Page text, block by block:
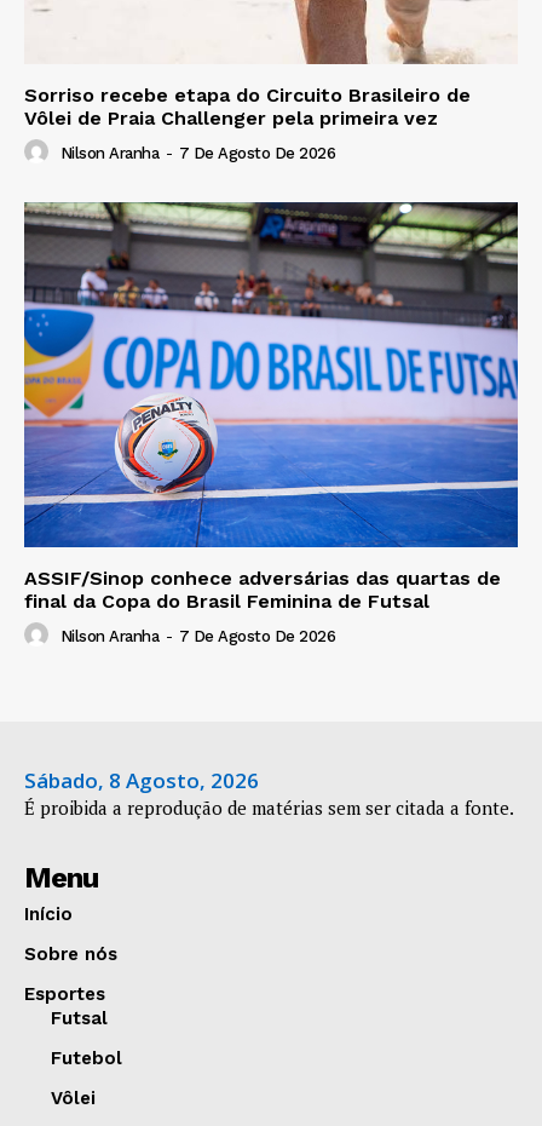
Sorriso recebe etapa do Circuito Brasileiro de
Vôlei de Praia Challenger pela primeira vez
Nilson Aranha - 7 De Agosto De 2026
ASSIF/Sinop conhece adversárias das quartas de
final da Copa do Brasil Feminina de Futsal
Nilson Aranha - 7 De Agosto De 2026
Sábado, 8 Agosto, 2026
É proibida a reprodução de matérias sem ser citada a fonte.
Menu
Início
Sobre nós
Esportes
Futsal
Futebol
Vôlei